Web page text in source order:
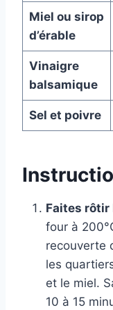
Miel ou sirop
d’érable
Vinaigre
balsamique
Sel et poivre
Faites rôtir
four à
recouverte
les
et le miel.
10 à 15